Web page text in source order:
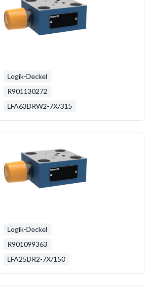
Logik-Deckel
R901130272
LFA63DRW2-7X/315
Logik-Deckel
R901099363
LFA25DR2-7X/150